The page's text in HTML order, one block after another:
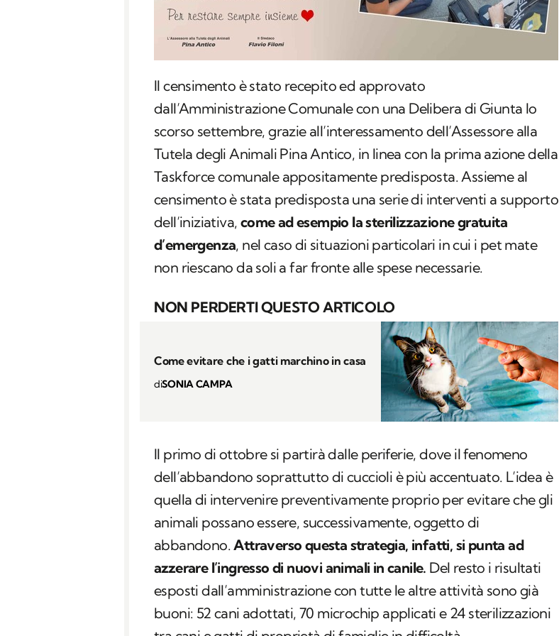
Il censimento è stato recepito ed approvato
dall’Amministrazione Comunale con una Delibera di Giunta lo
scorso settembre, grazie all’interessamento dell’Assessore alla
Tutela degli Animali Pina Antico, in linea con la prima azione della
Taskforce comunale appositamente predisposta. Assieme al
censimento è stata predisposta una serie di interventi a supporto
dell’iniziativa, come ad esempio la sterilizzazione gratuita
d’emergenza, nel caso di situazioni particolari in cui i pet mate
non riescano da soli a far fronte alle spese necessarie.
NON PERDERTI QUESTO ARTICOLO
Come evitare che i gatti marchino in casa
diSONIA CAMPA
Il primo di ottobre si partirà dalle periferie, dove il fenomeno
dell’abbandono soprattutto di cuccioli è più accentuato. L’idea è
quella di intervenire preventivamente proprio per evitare che gli
animali possano essere, successivamente, oggetto di
abbandono.Attraverso questa strategia, infatti, si punta ad
azzerare l’ingresso di nuovi animali in canile. Del resto i risultati
esposti dall’amministrazione con tutte le altre attività sono già
buoni: 52 cani adottati, 70 microchip applicati e 24 sterilizzazioni